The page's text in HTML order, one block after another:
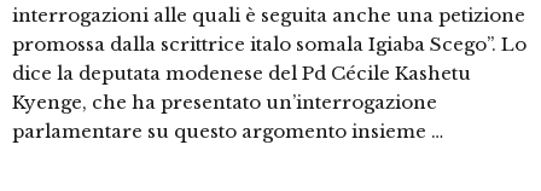
interrogazioni alle quali è seguita anche una petizione
promossa dalla scrittrice italo somala Igiaba Scego”. Lo
dice la deputata modenese del Pd Cécile Kashetu
Kyenge, che ha presentato un’interrogazione
parlamentare su questo argomento insieme …